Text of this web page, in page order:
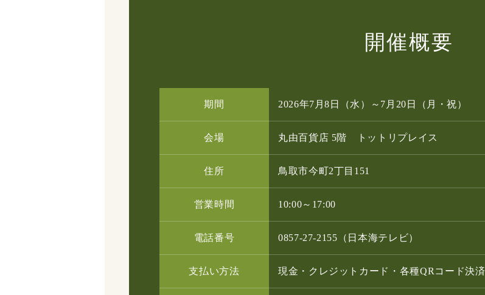
開催概要
期間 2026年7月8日（水）～7月20日（月・祝）
会場 丸由百貨店 5階 トットリプレイス
住所 鳥取市今町2丁目151
営業時間 10:00～17:00
電話番号 0857-27-2155（日本海テレビ）
支払い方法 現金・クレジットカード・各種QRコード決済